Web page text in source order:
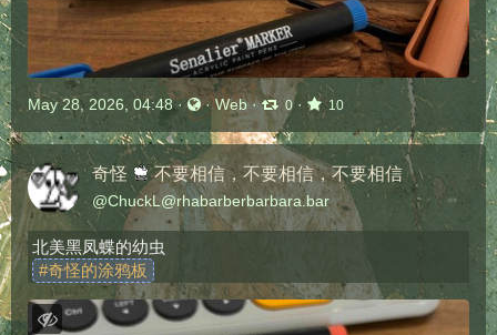
May 28, 2026, 04:48· ·Web· 0· 10
奇怪 不要相信，不要相信，不要相信
@ChuckL@rhabarberbarbara.bar
北美黑凤蝶的幼虫
#奇怪的涂鸦板